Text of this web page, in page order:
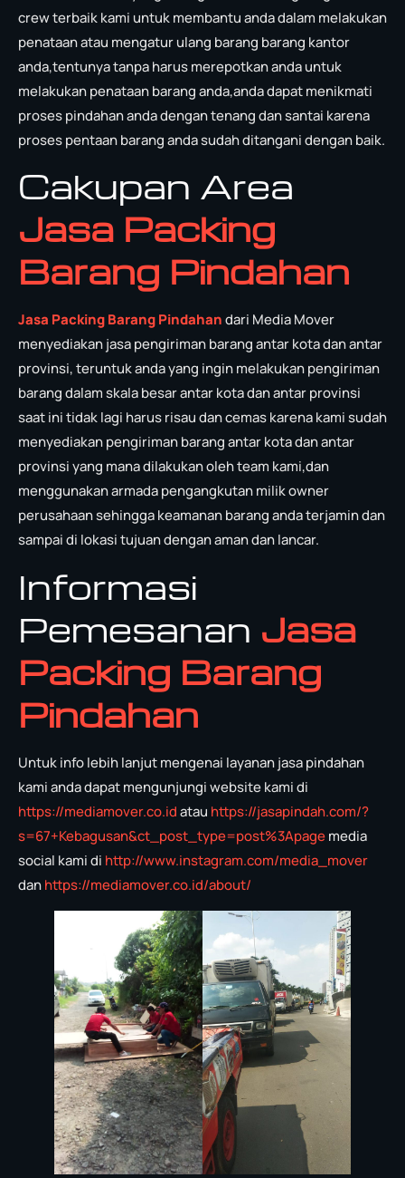
crew terbaik kami untuk membantu anda dalam melakukan
penataan atau mengatur ulang barang barang kantor
anda,tentunya tanpa harus merepotkan anda untuk
melakukan penataan barang anda,anda dapat menikmati
proses pindahan anda dengan tenang dan santai karena
proses pentaan barang anda sudah ditangani dengan baik.
Cakupan Area
Jasa Packing
Barang Pindahan
Jasa Packing Barang Pindahandari Media Mover
menyediakan jasa pengiriman barang antar kota dan antar
provinsi, teruntuk anda yang ingin melakukan pengiriman
barang dalam skala besar antar kota dan antar provinsi
saat ini tidak lagi harus risau dan cemas karena kami sudah
menyediakan pengiriman barang antar kota dan antar
provinsi yang mana dilakukan oleh team kami,dan
menggunakan armada pengangkutan milik owner
perusahaan sehingga keamanan barang anda terjamin dan
sampai di lokasi tujuan dengan aman dan lancar.
Informasi
Pemesanan Jasa
Packing Barang
Pindahan
Untuk info lebih lanjut mengenai layanan jasa pindahan
kami anda dapat mengunjungi website kami di
https://mediamover.co.idatau https://jasapindah.com/?
s=67+Kebagusan&ct_post_type=post%3Apagemedia
social kami di http://www.instagram.com/media_mover
danhttps://mediamover.co.id/about/